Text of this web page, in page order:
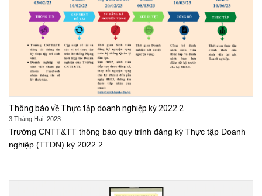
Thông báo về Thực tập doanh nghiệp kỳ 2022.2
3 Tháng Hai, 2023
Trường CNTT&TT thông báo quy trình đăng ký Thực tập Doanh
nghiệp (TTDN) kỳ 2022.2...